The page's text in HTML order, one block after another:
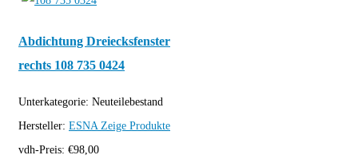
Abdichtung Dreiecksfenster
rechts 108 735 0424
Unterkategorie: Neuteilebestand
Hersteller: ESNA Zeige Produkte
vdh-Preis: €98,00